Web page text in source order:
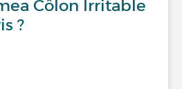
Côlon Irritable
?